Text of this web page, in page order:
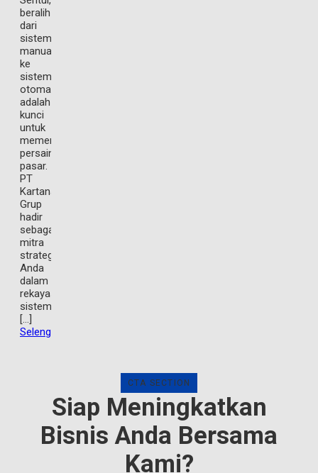
beralih
dari
sistem
manual
ke
sistem
otomatisasi
adalah
kunci
untuk
memenangkan
persaingan
pasar.
PT
Kartanagari
Grup
hadir
sebagai
mitra
strategis
Anda
dalam
rekayasa
sistem
[…]
Selengkapnya
CTA SECTION
Siap Meningkatkan
Bisnis Anda Bersama
Kami?